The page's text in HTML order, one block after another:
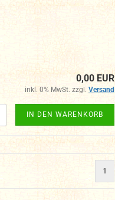
0,00 EUR
inkl. 0% MwSt. zzgl. Versand
IN DEN WARENKORB
1